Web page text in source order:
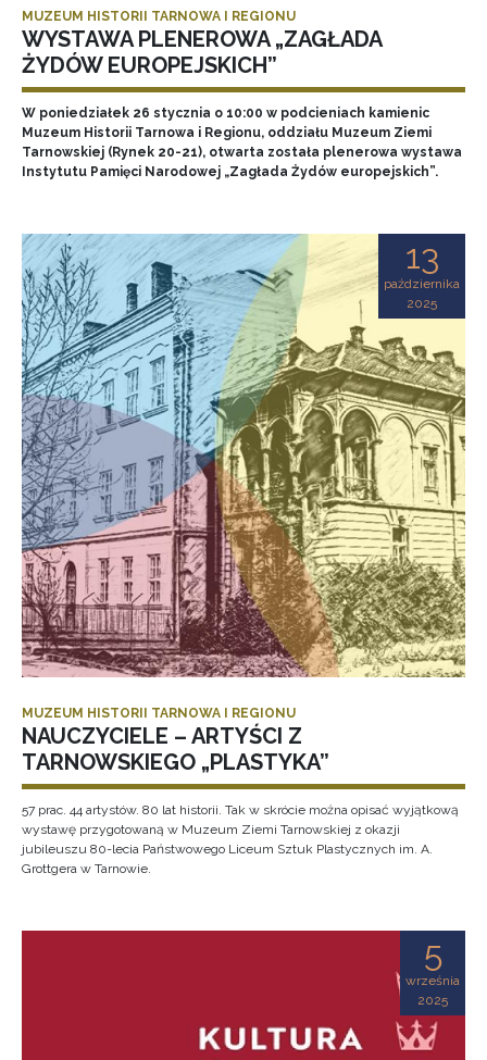
MUZEUM HISTORII TARNOWA I REGIONU
WYSTAWA PLENEROWA „ZAGŁADA
ŻYDÓW EUROPEJSKICH”
W poniedziałek 26 stycznia o 10:00 w podcieniach kamienic
Muzeum Historii Tarnowa i Regionu, oddziału Muzeum Ziemi
Tarnowskiej (Rynek 20-21), otwarta została plenerowa wystawa
Instytutu Pamięci Narodowej „Zagłada Żydów europejskich”.
13
października
2025
MUZEUM HISTORII TARNOWA I REGIONU
NAUCZYCIELE – ARTYŚCI Z
TARNOWSKIEGO „PLASTYKA”
57 prac. 44 artystów. 80 lat historii. Tak w skrócie można opisać wyjątkową
wystawę przygotowaną w Muzeum Ziemi Tarnowskiej z okazji
jubileuszu 80-lecia Państwowego Liceum Sztuk Plastycznych im. A.
Grottgera w Tarnowie.
5
września
2025